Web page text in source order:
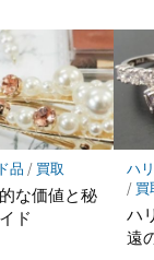
品 / 買取
な価値と秘
ド
ハ
/ 買
ハ
遠